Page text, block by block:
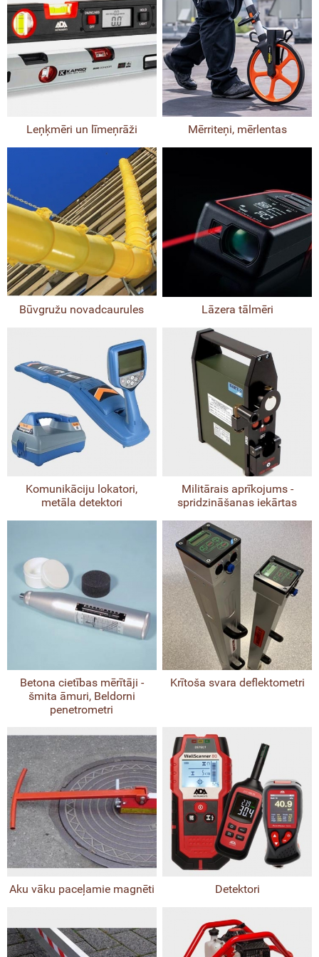
Leņķmēri un līmeņrāži Mērriteņi, mērlentas
Būvgružu novadcaurules Lāzera tālmēri
Komunikāciju lokatori,
metāla detektori
Militārais aprīkojums -
spridzināšanas iekārtas
Betona cietības mērītāji -
šmita āmuri, Beldorni
penetrometri
Krītoša svara deflektometri
Aku vāku paceļamie magnēti Detektori